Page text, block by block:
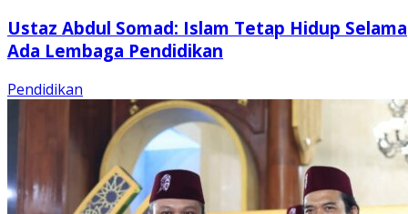
Ustaz Abdul Somad: Islam Tetap Hidup Selama
Ada Lembaga Pendidikan
Pendidikan